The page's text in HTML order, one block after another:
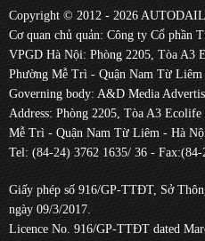
Copyright © 2012 - 2026
Cơ quan chủ quản: Công ty Cổ phần
VPGD Hà Nội: Phòng 2205, Tòa A3
Phường Mễ Trì - Quận Nam Từ
Governing body: A&D Media
Address: Phòng 2205, Tòa A3
Mễ Trì - Quận Nam Từ Liêm - Hà
Tel: (84-24) 3762 1635/ 36 - Fax:(84-
Giấy phép số 916/GP-TTĐT, Sở
ngày 09/3/2017.
Licence No. 916/GP-TTĐT dated